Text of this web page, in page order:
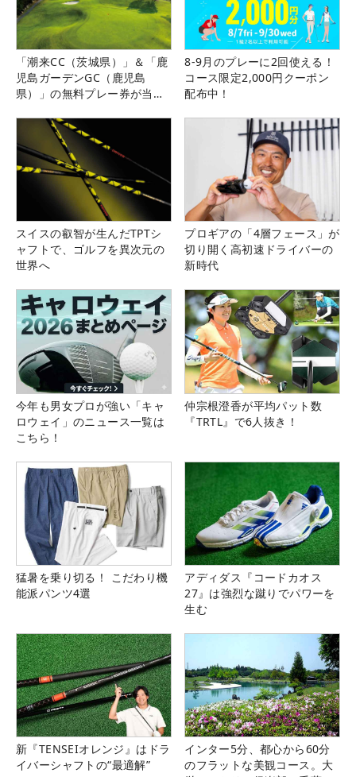
「潮来CC（茨城県）」＆「鹿
児島ガーデンGC（鹿児島
県）」の無料プレー券が当た
8-9月のプレーに2回使える！
コース限定2,000円クーポン
配布中！
スイスの叡智が生んだTPTシ
ャフトで、ゴルフを異次元の
世界へ
プロギアの「4層フェース」が
切り開く高初速ドライバーの
新時代
今年も男女プロが強い「キャ
ロウェイ」のニュース一覧は
こちら！
仲宗根澄香が平均パット数
『TRTL』で6人抜き！
猛暑を乗り切る！ こだわり機
能派パンツ4選
アディダス『コードカオス
27』は強烈な蹴りでパワーを
生む
新『TENSEIオレンジ』はドラ
イバーシャフトの“最適解”
インター5分、都心から60分
のフラットな美観コース。大